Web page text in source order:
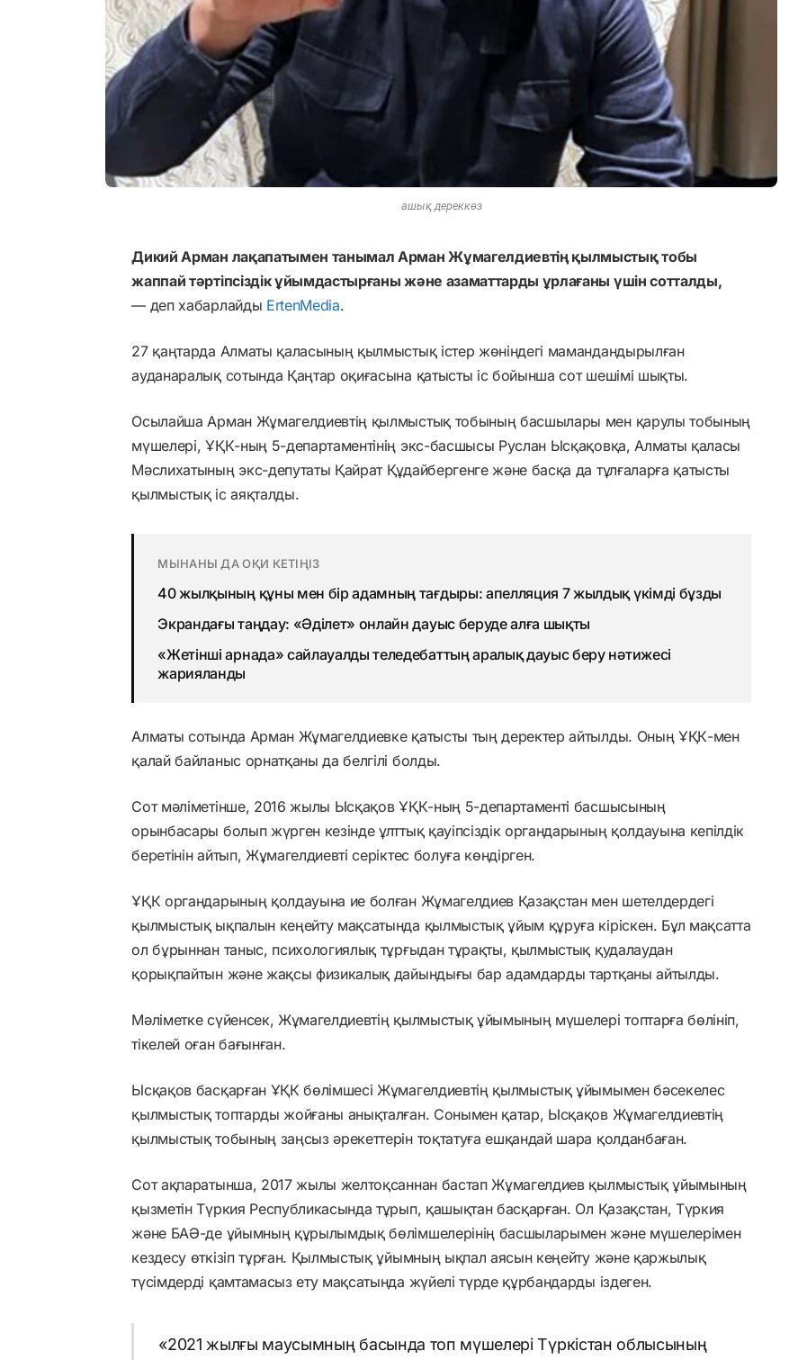
ашық дереккөз
Дикий Арман лақапатымен танымал Арман Жұмагелдиевтің қылмыстық тобы
жаппай тәртіпсіздік ұйымдастырғаны және азаматтарды ұрлағаны үшін сотталды,
— деп хабарлайды ErtenMedia.
27 қаңтарда Алматы қаласының қылмыстық істер жөніндегі мамандандырылған
ауданаралық сотында Қаңтар оқиғасына қатысты іс бойынша сот шешімі шықты.
Осылайша Арман Жұмагелдиевтің қылмыстық тобының басшылары мен қарулы тобының
мүшелері, ҰҚК-ның 5-департаментінің экс-басшысы Руслан Ысқақовқа, Алматы қаласы
Мәслихатының экс-депутаты Қайрат Құдайбергенге және басқа да тұлғаларға қатысты
қылмыстық іс аяқталды.
МЫНАНЫ ДА ОҚИ КЕТІҢІЗ
40 жылқының құны мен бір адамның тағдыры: апелляция 7 жылдық үкімді бұзды
Экрандағы таңдау: «Әділет» онлайн дауыс беруде алға шықты
«Жетінші арнада» сайлауалды теледебаттың аралық дауыс беру нәтижесі
жарияланды
Алматы сотында Арман Жұмагелдиевке қатысты тың деректер айтылды. Оның ҰҚК-мен
қалай байланыс орнатқаны да белгілі болды.
Сот мәліметінше, 2016 жылы Ысқақов ҰҚК-ның 5-департаменті басшысының
орынбасары болып жүрген кезінде ұлттық қауіпсіздік органдарының қолдауына кепілдік
беретінін айтып, Жұмагелдиевті серіктес болуға көндірген.
ҰҚК органдарының қолдауына ие болған Жұмагелдиев Қазақстан мен шетелдердегі
қылмыстық ықпалын кеңейту мақсатында қылмыстық ұйым құруға кіріскен. Бұл мақсатта
ол бұрыннан таныс, психологиялық тұрғыдан тұрақты, қылмыстық қудалаудан
қорықпайтын және жақсы физикалық дайындығы бар адамдарды тартқаны айтылды.
Мәліметке сүйенсек, Жұмагелдиевтің қылмыстық ұйымының мүшелері топтарға бөлініп,
тікелей оған бағынған.
Ысқақов басқарған ҰҚК бөлімшесі Жұмагелдиевтің қылмыстық ұйымымен бәсекелес
қылмыстық топтарды жойғаны анықталған. Сонымен қатар, Ысқақов Жұмагелдиевтің
қылмыстық тобының заңсыз әрекеттерін тоқтатуға ешқандай шара қолданбаған.
Сот ақпаратынша, 2017 жылы желтоқсаннан бастап Жұмагелдиев қылмыстық ұйымының
қызметін Түркия Республикасында тұрып, қашықтан басқарған. Ол Қазақстан, Түркия
және БАӘ-де ұйымның құрылымдық бөлімшелерінің басшыларымен және мүшелерімен
кездесу өткізіп тұрған. Қылмыстық ұйымның ықпал аясын кеңейту және қаржылық
түсімдерді қамтамасыз ету мақсатында жүйелі түрде құрбандарды іздеген.
«2021 жылғы маусымның басында топ мүшелері Түркістан облысының